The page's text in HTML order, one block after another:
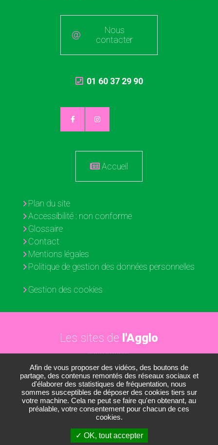
Afin de vous proposer des vidéos, des boutons de
partage, des contenus remontés des réseaux sociaux et
d'élaborer des statistiques de fréquentation, nous
sommes susceptibles de déposer des cookies tiers sur
votre machine. Cela ne peut se faire qu'en obtenant, au
préalable, votre consentement pour chacun de ces
cookies.
OK, tout accepter
Nous
contacter
01 60 37 29 90
Accueil
Plan du site
Accessibilité : non conforme
Glossaire
Contact
Mentions légales
Politique de gestion des données personnelles
Gestion des cookies
Les sites de l'Agglo
Paris - Vallée de la Marne
Les médiathèques
Les conservatoires
Le Nautil
Le Développement économique